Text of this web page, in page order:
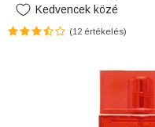
Kedvencek közé
(12 értékelés)